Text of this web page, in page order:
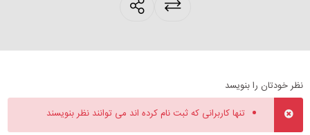
products.sharing
نظر خودتان را بنویسد
تنها کاربرانی که ثبت نام کرده اند می توانند نظر بنویسند